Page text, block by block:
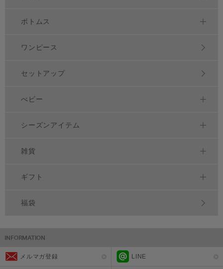
ボトムス
ワンピース
セットアップ
べビー
シーズンアイテム
雑貨
ギフト
福袋
メルマガ登録 LINE